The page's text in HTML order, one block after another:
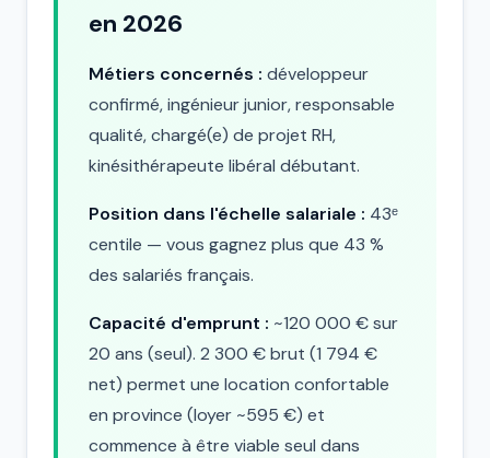
en 2026
Métiers concernés : développeur
confirmé, ingénieur junior, responsable
qualité, chargé(e) de projet RH,
kinésithérapeute libéral débutant.
Position dans l'échelle salariale : 43ᵉ
centile — vous gagnez plus que 43 %
des salariés français.
Capacité d'emprunt : ~120 000 € sur
20 ans (seul). 2 300 € brut (1 794 €
net) permet une location confortable
en province (loyer ~595 €) et
commence à être viable seul dans